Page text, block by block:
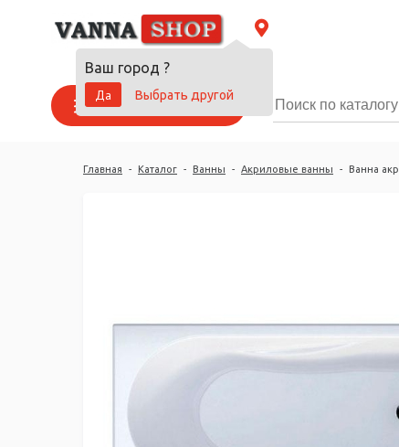
Ваш город ?
Да
Выбрать другой
Каталог товаров
Главная - Каталог - Ванны - Акриловые ванны - Ванна